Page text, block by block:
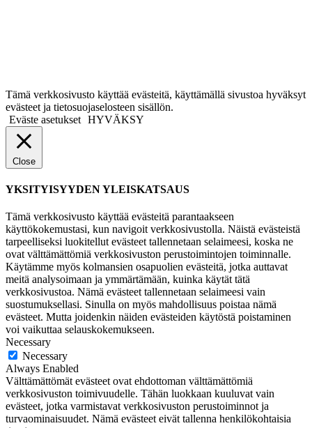
Tämä verkkosivusto käyttää evästeitä, käyttämällä sivustoa hyväksyt
evästeet ja tietosuojaselosteen sisällön.
Eväste asetukset HYVÄKSY
Close
YKSITYISYYDEN YLEISKATSAUS
Tämä verkkosivusto käyttää evästeitä parantaakseen
käyttökokemustasi, kun navigoit verkkosivustolla. Näistä evästeistä
tarpeelliseksi luokitellut evästeet tallennetaan selaimeesi, koska ne
ovat välttämättömiä verkkosivuston perustoimintojen toiminnalle.
Käytämme myös kolmansien osapuolien evästeitä, jotka auttavat
meitä analysoimaan ja ymmärtämään, kuinka käytät tätä
verkkosivustoa. Nämä evästeet tallennetaan selaimeesi vain
suostumuksellasi. Sinulla on myös mahdollisuus poistaa nämä
evästeet. Mutta joidenkin näiden evästeiden käytöstä poistaminen
voi vaikuttaa selauskokemukseen.
Necessary
Necessary
Always Enabled
Välttämättömät evästeet ovat ehdottoman välttämättömiä
verkkosivuston toimivuudelle. Tähän luokkaan kuuluvat vain
evästeet, jotka varmistavat verkkosivuston perustoiminnot ja
turvaominaisuudet. Nämä evästeet eivät tallenna henkilökohtaisia